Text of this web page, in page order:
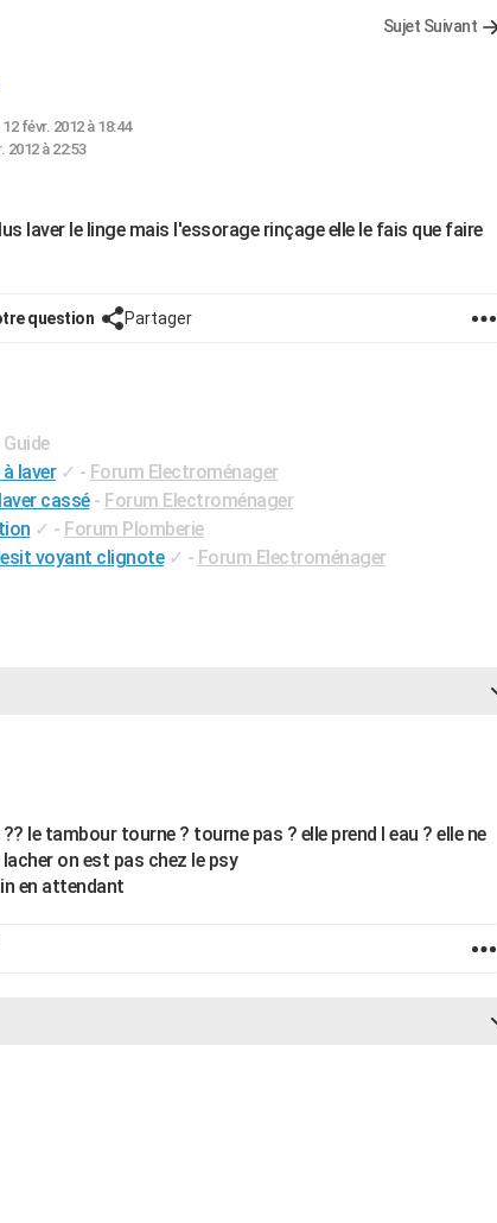
Sujet Suivant
févr. 2012 à 18:44
2012 à 22:53
laver le linge mais l'essorage rinçage elle le fais que faire
question Partager
Guide
laver ✓ - Forum Electroménager
cassé - Forum Electroménager
✓ - Forum Plomberie
voyant clignote ✓ - Forum Electroménager
le tambour tourne ? tourne pas ? elle prend l eau ? elle ne
on est pas chez le psy
en attendant